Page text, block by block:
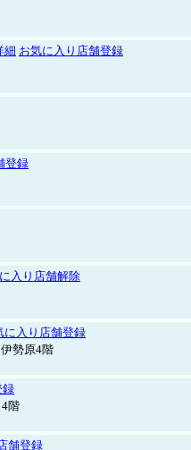
細 お気に入り店舗登録
登録
入り店舗解除
に入り店舗登録
勢原4階
録
階
舗登録